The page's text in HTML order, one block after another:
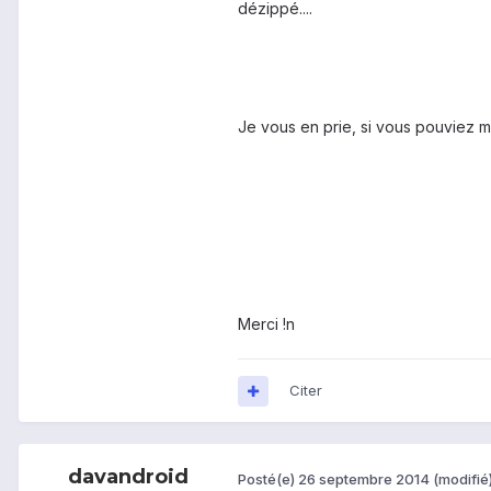
dézippé....
Je vous en prie, si vous pouviez
Merci !n
Citer
davandroid Posté(e) 26 septembre 2014 (modifié)